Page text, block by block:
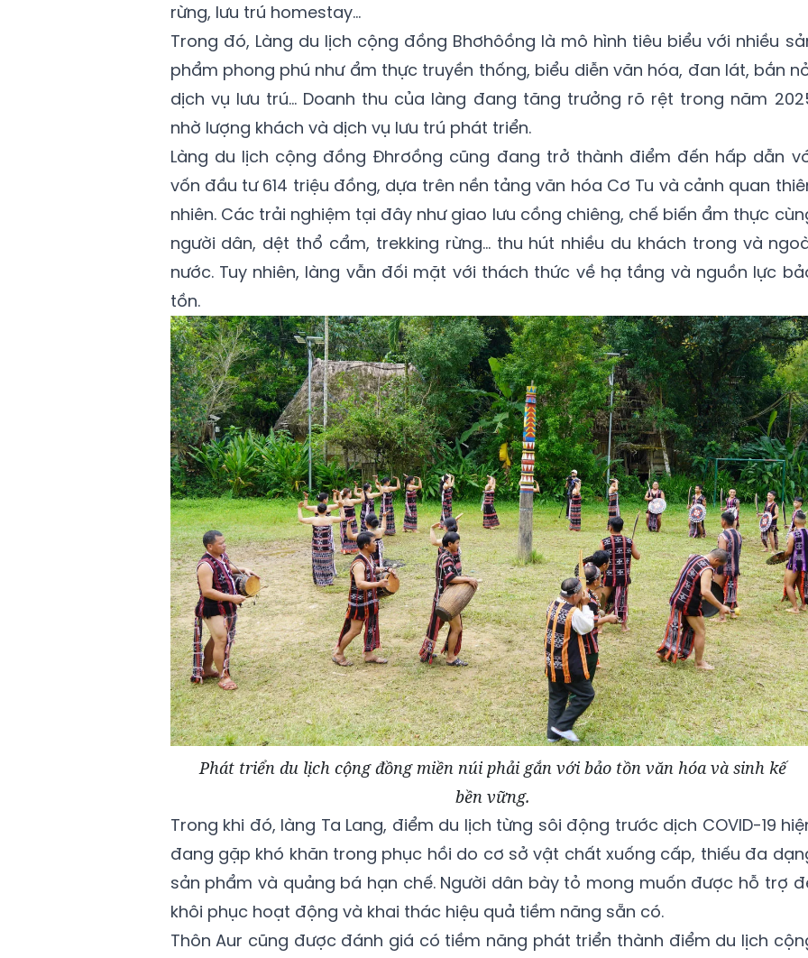
rừng, lưu trú homestay...
Trong đó, Làng du lịch cộng đồng Bhơhôồng là mô hình tiêu biểu với nhiều
phẩm phong phú như ẩm thực truyền thống, biểu diễn văn hóa, đan lát, bắn
dịch vụ lưu trú... Doanh thu của làng đang tăng trưởng rõ rệt trong năm
nhờ lượng khách và dịch vụ lưu trú phát triển.
Làng du lịch cộng đồng Đhrơồng cũng đang trở thành điểm đến hấp dẫn
vốn đầu tư 614 triệu đồng, dựa trên nền tảng văn hóa Cơ Tu và cảnh quan
nhiên. Các trải nghiệm tại đây như giao lưu cồng chiêng, chế biến ẩm thực
người dân, dệt thổ cẩm, trekking rừng... thu hút nhiều du khách trong và
nước. Tuy nhiên, làng vẫn đối mặt với thách thức về hạ tầng và nguồn lực
tồn.
Phát triển du lịch cộng đồng miền núi phải gắn với bảo tồn văn hóa và sinh kế
bền vững.
Trong khi đó, làng Ta Lang, điểm du lịch từng sôi động trước dịch COVID-19
đang gặp khó khăn trong phục hồi do cơ sở vật chất xuống cấp, thiếu đa
sản phẩm và quảng bá hạn chế. Người dân bày tỏ mong muốn được hỗ trợ
khôi phục hoạt động và khai thác hiệu quả tiềm năng sẵn có.
Thôn Aur cũng được đánh giá có tiềm năng phát triển thành điểm du lịch